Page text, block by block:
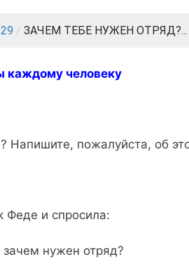
29 / ЗАЧЕМ ТЕБЕ НУЖЕН ОТРЯД?...
каждому человеку
пожалуйста, об
Феде и спросила:
нужен отряд?